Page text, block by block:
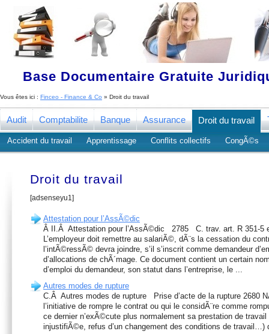
Base Documentaire Gratuite
Vous êtes ici : Finceo - Finance & Co » Droit du travail
Audit Comptabilite Banque Assurance Droit du travail
Accident du travail Apprentissage Conflits collectifs CongÃ©s
Droit du travail
[adsenseyu1]
Attestation pour l’AssÃ©dic
Â II.Â Attestation pour l’AssÃ©dic 2785 C. trav. art. R 351-5
L’employeur doit remettre au salariÃ©, dÃ¨s la cessation du
l’intÃ©ressÃ© devra joindre, s’il s’inscrit comme demandeur
d’allocations de chÃ´mage. Ce document contient un certain
d’emploi du demandeur, son statut dans l’entreprise, le ...
Autres modes de rupture
C.Â Autres modes de rupture Prise d’acte de la rupture 2680
l’initiative de rompre le contrat ou qui le considÃ¨re comme
ce dernier n’exÃ©cute plus normalement sa prestation de
injustifiÃ©e, refus d’un changement des conditions de travail…)